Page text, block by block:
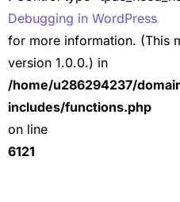
Debugging in WordPress
for more information. (This
version 1.0.0.) in
/home/u286294237/
includes/functions.php
on line
6121